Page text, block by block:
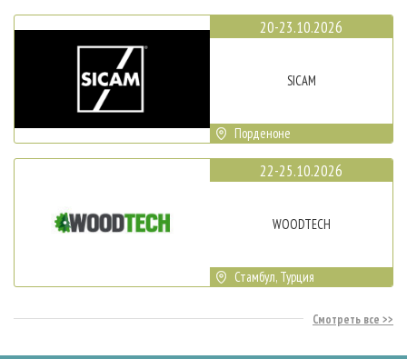
20-23.10.2026
SICAM
Порденоне
22-25.10.2026
WOODTECH
Стамбул, Турция
Смотреть все